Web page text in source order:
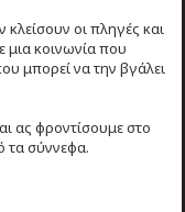
κλείσουν οι πληγές και
μια κοινωνία που
μπορεί να την βγάλει
ας φροντίσουμε στο
τα σύννεφα.